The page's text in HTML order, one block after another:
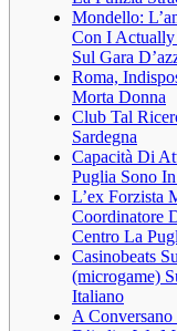
Mondello:
Con I Actually
Sul Gara
Roma,
Morta Donna
Club Tal
Sardegna
Capacità Di
Puglia Sono
L’ex Forzista
Coordinatore
Centro La
Casinobeats
(microgame)
Italiano
A